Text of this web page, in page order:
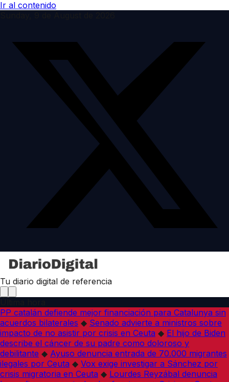
Ir al contenido
Tu diario digital de referencia
PP catalán defiende mejor financiación para Catalunya sin
acuerdos bilaterales ◆ Senado advierte a ministros sobre
impacto de no asistir por crisis en Ceuta ◆ El hijo de Biden
describe el cáncer de su padre como doloroso y
debilitante ◆ Ayuso denuncia entrada de 70.000 migrantes
ilegales por Ceuta ◆ Vox exige investigar a Sánchez por
crisis migratoria en Ceuta ◆ Lourdes Reyzábal denuncia